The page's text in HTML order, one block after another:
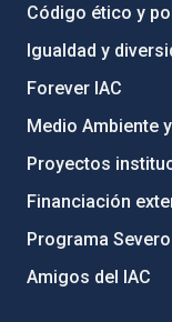
Código ético y
Igualdad y
Forever IAC
Medio Ambiente
Proyectos
Financiación
Programa
Amigos del IAC